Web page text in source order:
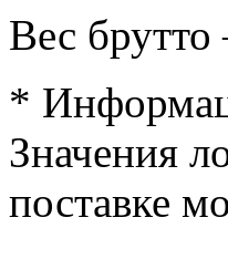
Вес брутто
*
Значения
поставке